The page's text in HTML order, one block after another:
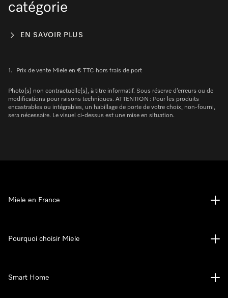
catégorie
EN SAVOIR PLUS
1. Prix de vente Miele en € TTC hors frais de port
Photo(s) non contractuelle(s), à titre informatif. Sous réserve d’erreurs ou de
modifications pour raisons techniques. ATTENTION : Pour les produits
encastrables ou intégrables, un habillage de porte de votre choix, non-fourni,
sera nécessaire. Le visuel ci-dessus est une mise en situation.
Miele en France
Pourquoi choisir Miele
Smart Home